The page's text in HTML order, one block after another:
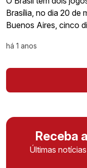
Brasília, no dia 20 de
Buenos Aires, cinco
há 1 anos
Receba
Últimas